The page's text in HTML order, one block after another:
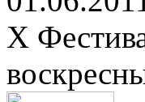
X